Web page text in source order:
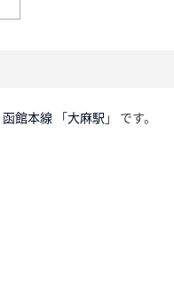
函館本線 「大麻駅 」 です。